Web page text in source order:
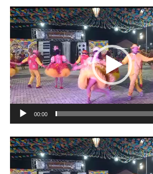
Tocador
de
vídeo
00:00
Tocador
de
vídeo